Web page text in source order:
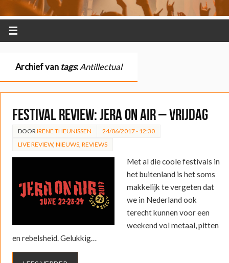
Archief van tags:Antillectual
FESTIVAL REVIEW: Jera On Air – Vrijdag
DOOR IRENE THEUNISSEN
24/06/2017 - 12:30
LIVE REVIEW, NIEUWS, REVIEWS
Met al die coole festivals in
het buitenland is het soms
makkelijk te vergeten dat
we in Nederland ook
terecht kunnen voor een
weekend vol metaal, pitten
en rebelsheid. Gelukkig…